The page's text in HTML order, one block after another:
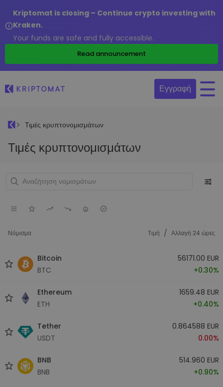
Kriptomat is closing – Continue crypto investing with
Kraken.
Your funds are safe and fully accessible.
Read announcement
Εγγραφή
Τιμές κρυπτονομισμάτων
Τιμές κρυπτονομισμάτων
Νόμισμα Tιμή / Αλλαγή 24 ώρες
Bitcoin
BTC
56171.00 EUR
+0.30%
Ethereum
ETH
1659.48 EUR
+0.40%
Tether
USDT
0.864588 EUR
0.00%
BNB
BNB
514.960 EUR
+0.90%